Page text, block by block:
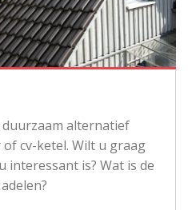
duurzaam alternatief
cv-ketel. Wilt u graag
interessant is? Wat is de